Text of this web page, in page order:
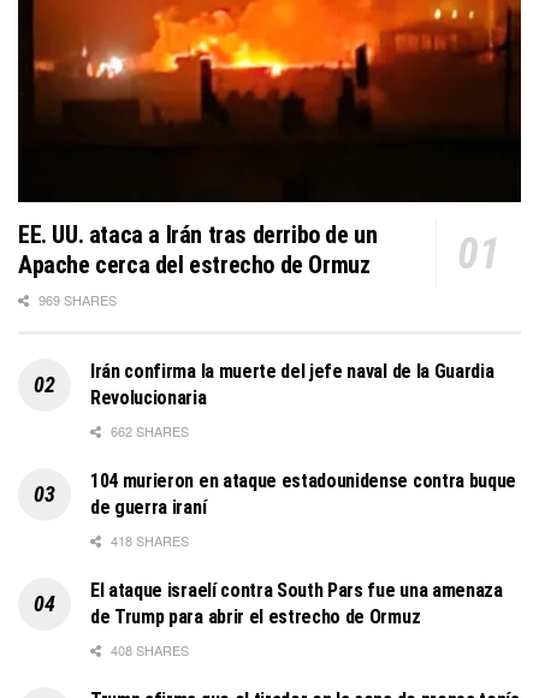
EE. UU. ataca a Irán tras derribo de un
Apache cerca del estrecho de Ormuz
969 SHARES
Irán confirma la muerte del jefe naval de la Guardia
Revolucionaria
662 SHARES
104 murieron en ataque estadounidense contra buque
de guerra iraní
418 SHARES
El ataque israelí contra South Pars fue una amenaza
de Trump para abrir el estrecho de Ormuz
408 SHARES